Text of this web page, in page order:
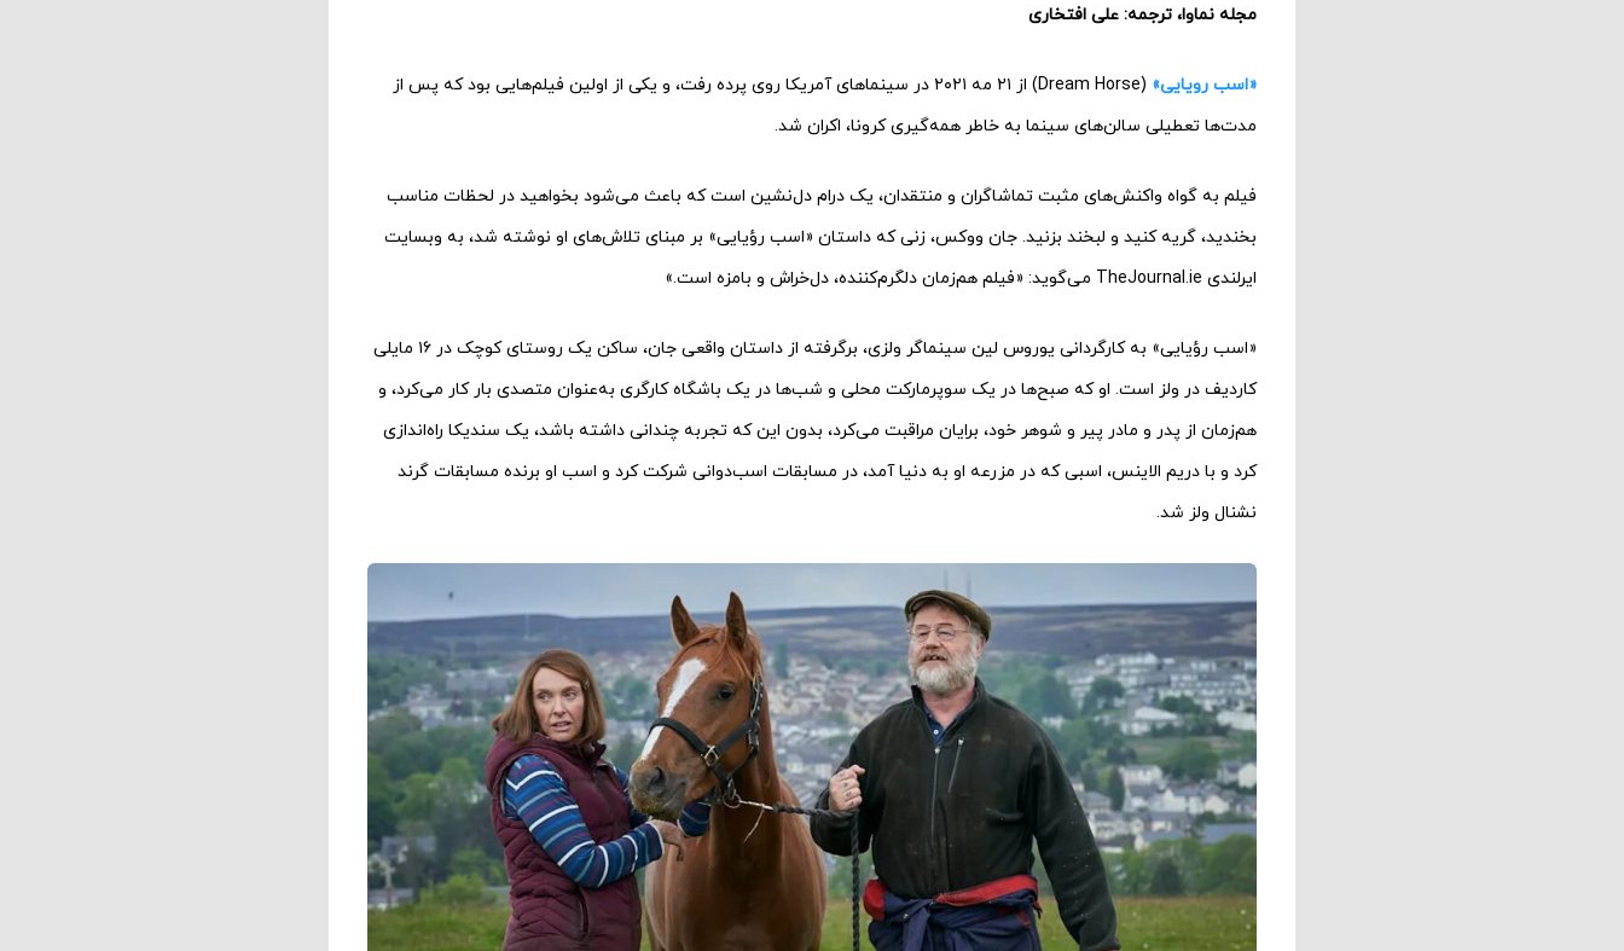
مجله نماوا، ترجمه: علی افتخاری
«اسب رویایی»
(Dream Horse) از ۲۱ مه ۲۰۲۱ در سینماهای آمریکا روی پرده رفت، و یکی از اولین فیلم‌هایی بود که پس از
مدت‌ها تعطیلی سالن‌های سینما به خاطر همه‌گیری کرونا، اکران شد.
فیلم به گواه واکنش‌های مثبت تماشاگران و منتقدان، یک درام دل‌نشین است که باعث می‌شود بخواهید در لحظات مناسب
بخندید، گریه کنید و لبخند بزنید. جان ووکس، زنی که داستان «اسب رؤیایی» بر مبنای تلاش‌های او نوشته شد، به وبسایت
ایرلندی TheJournal.ie می‌گوید: «فیلم هم‌زمان دلگرم‌کننده، دل‌خراش و بامزه است.»
«اسب رؤیایی» به کارگردانی یوروس لین سینماگر ولزی، برگرفته از داستان واقعی جان، ساکن یک روستای کوچک در ۱۶ مایلی
کاردیف در ولز است. او که صبح‌ها در یک سوپرمارکت محلی و شب‌ها در یک باشگاه کارگری به‌عنوان متصدی بار کار می‌کرد، و
هم‌زمان از پدر و مادر پیر و شوهر خود، برایان مراقبت می‌کرد، بدون این که تجربه چندانی داشته باشد، یک سندیکا راه‌اندازی
کرد و با دریم الاینس، اسبی که در مزرعه او به دنیا آمد، در مسابقات اسب‌دوانی شرکت کرد و اسب او برنده مسابقات گرند
نشنال ولز شد.